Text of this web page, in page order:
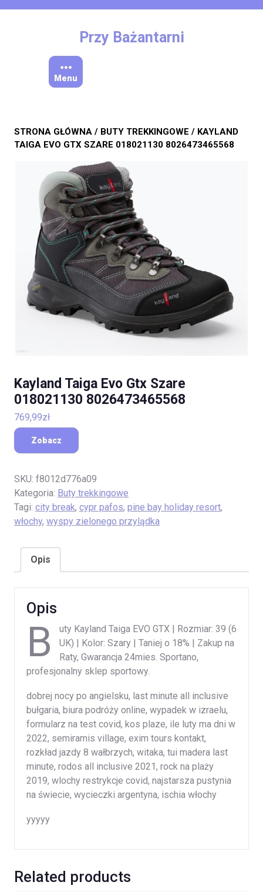
Przy Bażantarni
Menu
STRONA GŁÓWNA / BUTY TREKKINGOWE / KAYLAND
TAIGA EVO GTX SZARE 018021130 8026473465568
Kayland Taiga Evo Gtx Szare
018021130 8026473465568
769,99zł
Zobacz
SKU: f8012d776a09
Kategoria: Buty trekkingowe
Tagi: city break, cypr pafos, pine bay holiday resort,
włochy, wyspy zielonego przylądka
Opis
Opis
B
uty Kayland Taiga EVO GTX | Rozmiar: 39 (6
UK) | Kolor: Szary | Taniej o 18% | Zakup na
Raty, Gwarancja 24mies. Sportano,
profesjonalny sklep sportowy.
dobrej nocy po angielsku, last minute all inclusive
bułgaria, biura podróży online, wypadek w izraelu,
formularz na test covid, kos plaze, ile luty ma dni w
2022, semiramis village, exim tours kontakt,
rozkład jazdy 8 wałbrzych, witaka, tui madera last
minute, rodos all inclusive 2021, rock na plaży
2019, wlochy restrykcje covid, najstarsza pustynia
na świecie, wycieczki argentyna, ischia włochy
yyyyy
Related products